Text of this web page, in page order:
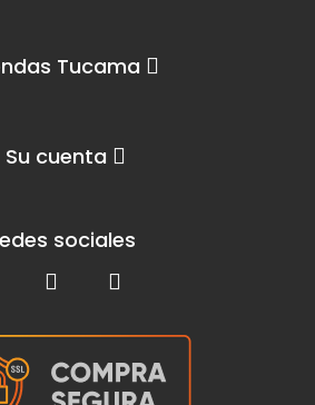
Tucama
Su cuenta
sociales